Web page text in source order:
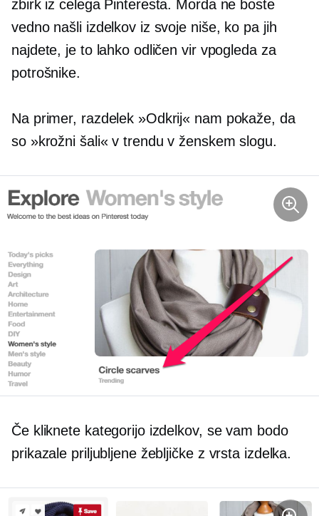
zbirk iz celega Pinteresta. Morda ne boste
vedno našli izdelkov iz svoje niše, ko pa jih
najdete, je to lahko odličen vir vpogleda za
potrošnike.
Na primer, razdelek »Odkrij« nam pokaže, da
so »krožni šali« v trendu v ženskem slogu.
Če kliknete kategorijo izdelkov, se vam bodo
prikazale priljubljene žebljičke z vrsta izdelka.